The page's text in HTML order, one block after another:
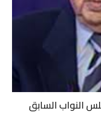
النواب السابق